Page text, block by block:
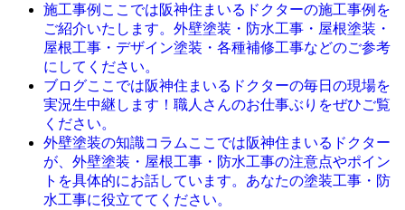
施工事例 ここでは阪神住まいるドクターの施工事例を
ご紹介いたします。外壁塗装・防水工事・屋根塗装・
屋根工事・デザイン塗装・各種補修工事などのご参考
にしてください。
ブログここでは阪神住まいるドクターの毎日の現場を
実況生中継します！職人さんのお仕事ぶりをぜひご覧
ください。
外壁塗装の知識コラム ここでは阪神住まいるドクター
が、外壁塗装・屋根工事・防水工事の注意点やポイン
トを具体的にお話しています。あなたの塗装工事・防
水工事に役立ててください。